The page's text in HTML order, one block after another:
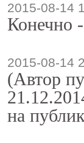
2015-08-14
Конечно
2015-08-14
(Автор
на